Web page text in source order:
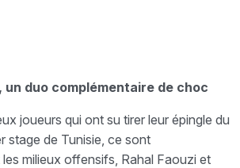
un duo complémentaire de choc
joueurs qui ont su tirer leur épingle du
stage de Tunisie, ce sont
milieux offensifs, Rahal Faouzi et